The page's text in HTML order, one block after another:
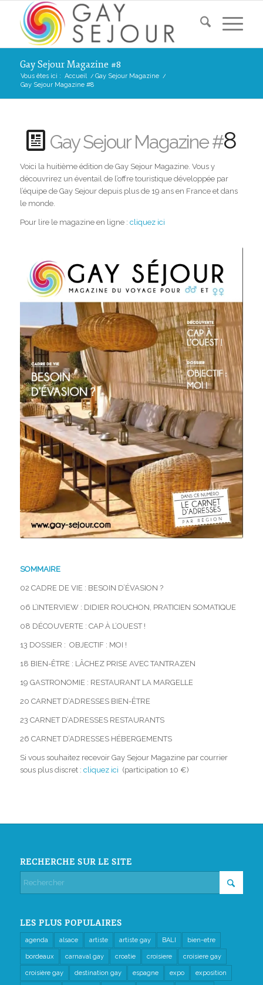
Gay Sejour Magazine #8
Vous êtes ici : Accueil / Gay Sejour Magazine /
Gay Sejour Magazine #8
Gay Sejour Magazine #8
Voici la huitième édition de Gay Sejour Magazine. Vous y
découvrirez un éventail de l’offre touristique développée par
l’équipe de Gay Sejour depuis plus de 19 ans en France et dans
le monde.
Pour lire le magazine en ligne : cliquez ici
SOMMAIRE
02 CADRE DE VIE : BESOIN D’ÉVASION ?
06 L’INTERVIEW : DIDIER ROUCHON, PRATICIEN SOMATIQUE
08 DÉCOUVERTE : CAP À L’OUEST !
13 DOSSIER : OBJECTIF : MOI !
18 BIEN-ÊTRE : LÂCHEZ PRISE AVEC TANTRAZEN
19 GASTRONOMIE : RESTAURANT LA MARGELLE
20 CARNET D’ADRESSES BIEN-ÊTRE
23 CARNET D’ADRESSES RESTAURANTS
26 CARNET D’ADRESSES HÉBERGEMENTS
Si vous souhaitez recevoir Gay Sejour Magazine par courrier
sous plus discret : cliquez ici (participation 10 €)
RECHERCHE SUR LE SITE
LES PLUS POPULAIRES
agenda alsace artiste artiste gay BALI bien-etre
bordeaux carnaval gay croatie croisiere croisiere gay
croisière gay destination gay espagne expo exposition